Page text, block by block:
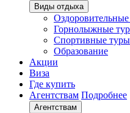
Виды отдыха
Горнолыжные
Спортивные туры
Образование
Акции
Виза
Где купить
Агентствам Подробнее
Агентствам